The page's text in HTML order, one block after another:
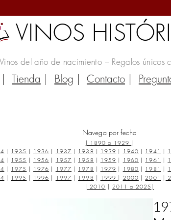
VINOS
Vinos del año de nacimiento – Regalos únicos
| Tienda | Blog | Contacto |
Navega por fecha
| 1890 a 1929 |
| 1935 | 1936 | 1937 | 1938 | 1939 | 1940 | 1941 |
| 1955 | 1956 | 1957 | 1958 | 1959 | 1960 | 1961 |
| 1975 | 1976 | 1977 | 1978 | 1979 | 1980 | 1981 |
| 1995 | 1996 | 1997 | 1998 | 1999 | 2000 | 2001 |
| 2010 | 2011 a 2025 |